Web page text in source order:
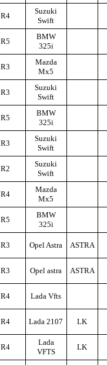
R4
Suzuki
Swift
R5
BMW
325i
R3
Mazda
Mx5
R3
Suzuki
Swift
R5
BMW
325i
R3
Suzuki
Swift
R2
Suzuki
Swift
R4
Mazda
Mx5
R5
BMW
325i
R3 Opel Astra ASTRA
R3 Opel astra ASTRA
R4 Lada Vfts
R4 Lada 2107 LK
R4
Lada
VFTS
LK